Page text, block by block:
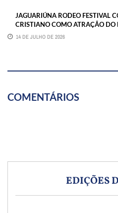
JAGUARIÚNA RODEO FESTIVAL
CRISTIANO COMO ATRAÇÃO DO
14 DE JULHO DE 2026
COMENTÁRIOS
EDIÇÕES